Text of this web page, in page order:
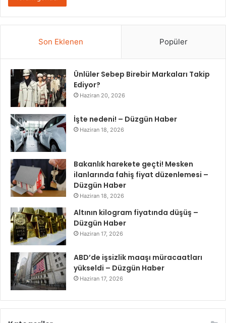
Son Eklenen Popüler
Ünlüler Sebep Birebir Markaları Takip
Ediyor?
Haziran 20, 2026
İşte nedeni! – Düzgün Haber
Haziran 18, 2026
Bakanlık harekete geçti! Mesken
ilanlarında fahiş fiyat düzenlemesi –
Düzgün Haber
Haziran 18, 2026
Altının kilogram fiyatında düşüş –
Düzgün Haber
Haziran 17, 2026
ABD’de işsizlik maaşı müracaatları
yükseldi – Düzgün Haber
Haziran 17, 2026